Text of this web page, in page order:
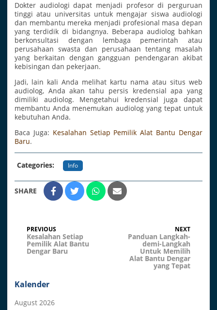
Dokter audiologi dapat menjadi profesor di perguruan
tinggi atau universitas untuk mengajar siswa audiologi
dan membantu mereka menjadi profesional masa depan
yang terdidik di bidangnya. Beberapa audiolog bahkan
berkonsultasi dengan lembaga pemerintah atau
perusahaan swasta dan perusahaan tentang masalah
yang berkaitan dengan gangguan pendengaran akibat
kebisingan dan pekerjaan.
Jadi, lain kali Anda melihat kartu nama atau situs web
audiolog, Anda akan tahu persis kredensial apa yang
dimiliki audiolog. Mengetahui kredensial juga dapat
membantu Anda menemukan audiolog yang tepat untuk
kebutuhan Anda.
Baca Juga: Kesalahan Setiap Pemilik Alat Bantu Dengar
Baru.
Categories: Info
SHARE
Post
navigation
Previous
Post
PREVIOUS
Kesalahan Setiap
Pemilik Alat Bantu
Dengar Baru
Next
Post
NEXT
Panduan Langkah-
demi-Langkah
Untuk Memilih
Alat Bantu Dengar
yang Tepat
Kalender
August 2026